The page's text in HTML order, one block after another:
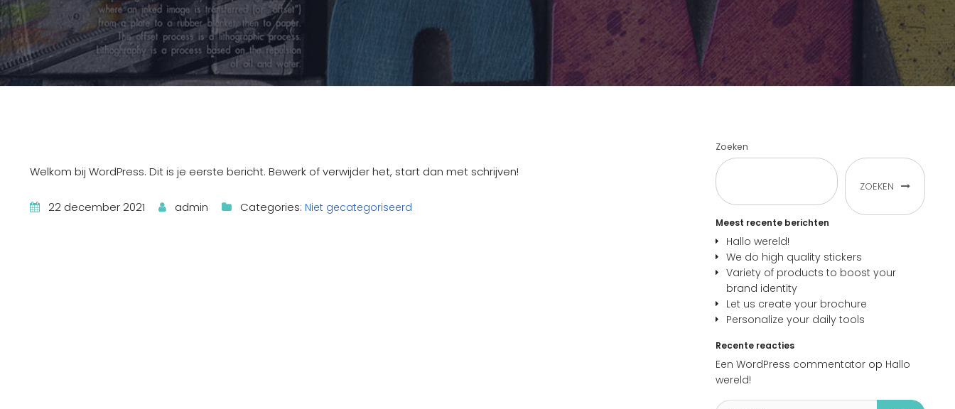
Welkom bij WordPress. Dit is je eerste bericht. Bewerk of verwijder het, start dan met schrijven!
22 december 2021 admin Categories: Niet gecategoriseerd
Zoeken
ZOEKEN
Meest recente berichten
Hallo wereld!
We do high quality stickers
Variety of products to boost your
brand identity
Let us create your brochure
Personalize your daily tools
Recente reacties
Een WordPress commentatorop Hallo
wereld!